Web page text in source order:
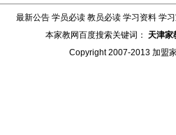
最新公告 学员必读 教员必读 学习资料 学
本家教网百度搜索关键词：
天津家
Copyright 2007-2013 加盟